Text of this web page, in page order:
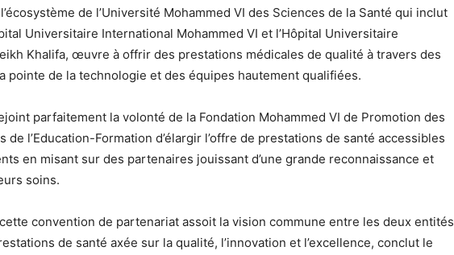
de l’Université Mohammed VI des Sciences de la Santé qui inclut
Universitaire International Mohammed VI et l’Hôpital Universitaire
Khalifa, œuvre à offrir des prestations médicales de qualité à travers des
pointe de la technologie et des équipes hautement qualifiées.
parfaitement la volonté de la Fondation Mohammed VI de Promotion des
de l’Education-Formation d’élargir l’offre de prestations de santé accessibles
en misant sur des partenaires jouissant d’une grande reconnaissance et
soins.
convention de partenariat assoit la vision commune entre les deux entités
de santé axée sur la qualité, l’innovation et l’excellence, conclut le